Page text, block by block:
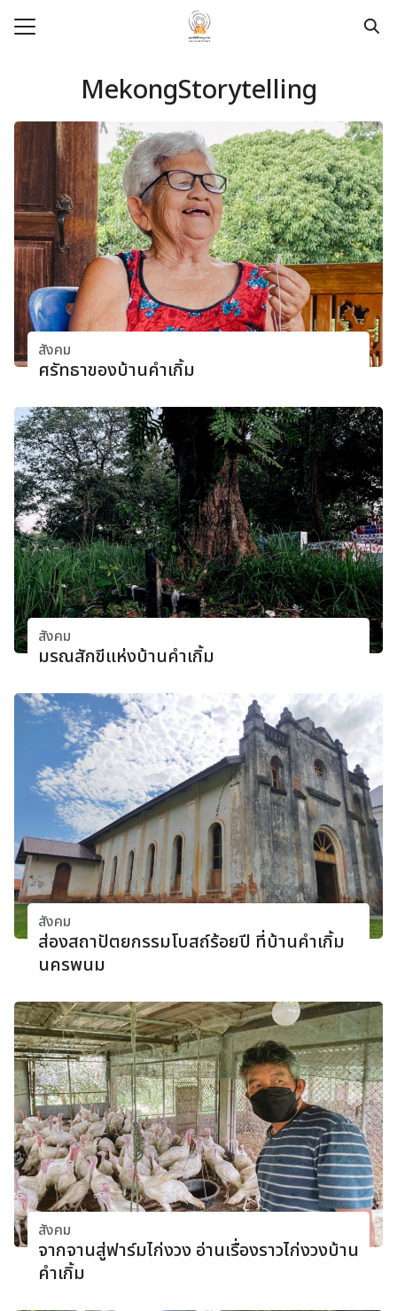
MekongStorytelling
สังคม
ศรัทธาของบ้านคําเกิ้ม
สังคม
มรณสักขีแห่งบ้านคําเกิ้ม
สังคม
ส่องสถาปัตยกรรมโบสถ์ร้อยปี ที่บ้านคําเกิ้ม
นครพนม
สังคม
จากจานสู่ฟาร์มไก่งวง อ่านเรื่องราวไก่งวงบ้าน
คําเกิ้ม